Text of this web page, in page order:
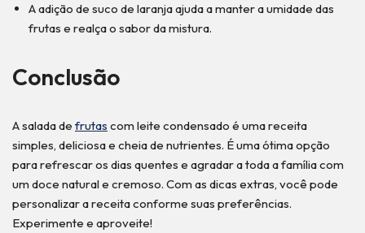
A adição de suco de laranja ajuda a manter a umidade das
frutas e realça o sabor da mistura.
Conclusão
A salada de frutas com leite condensado é uma receita
simples, deliciosa e cheia de nutrientes. É uma ótima opção
para refrescar os dias quentes e agradar a toda a família com
um doce natural e cremoso. Com as dicas extras, você pode
personalizar a receita conforme suas preferências.
Experimente e aproveite!